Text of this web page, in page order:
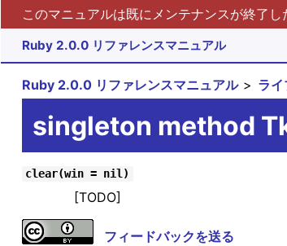
このマニュアルは既にメンテナンスが終了
Ruby 2.0.0 リファレンスマニュアル
Ruby 2.0.0 リファレンスマニュアル ラ
singleton method
clear(win = nil)
[TODO]
フィードバックを送る